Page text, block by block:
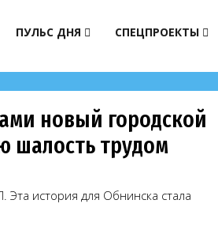
ПУЛЬС ДНЯ СПЕЦПРОЕКТЫ
новый городской
шалость трудом
история для Обнинска стала